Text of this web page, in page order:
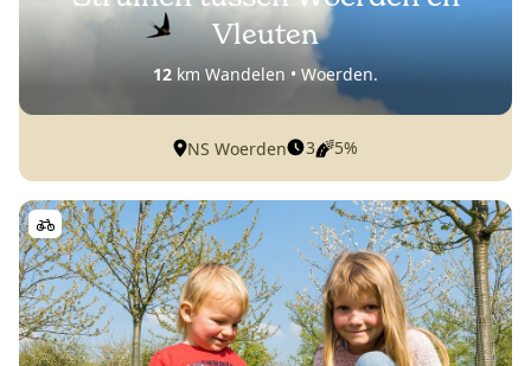
Vleuten
12 km Wandelen • Woerden.
NS Woerden 3 5%